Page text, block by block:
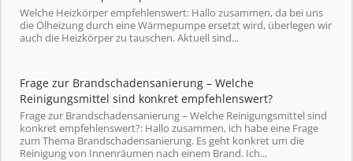
Welche Heizkörper empfehlenswert: Hallo zusammen, da bei uns
die Ölheizung durch eine Wärmepumpe ersetzt wird, überlegen wir
auch die Heizkörper zu tauschen. Aktuell sind...
Frage zur Brandschadensanierung – Welche
Reinigungsmittel sind konkret empfehlenswert?
Frage zur Brandschadensanierung – Welche Reinigungsmittel sind
konkret empfehlenswert?: Hallo zusammen, ich habe eine Frage
zum Thema Brandschadensanierung. Es geht konkret um die
Reinigung von Innenräumen nach einem Brand. Ich...